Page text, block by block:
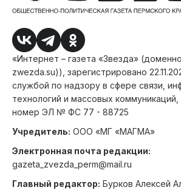
«Интернет – газета «Звезда»
zwezda.su)), зарегистрировано
службой по надзору в сфере связи,
технологий и массовых
номер ЭЛ № ФС 77 - 88725
Учредитель: ООО «МГ «МАГМА»
Электронная почта редакции:
gazeta_zvezda_perm@mail.ru
Главный редактор: Бурков Алексей